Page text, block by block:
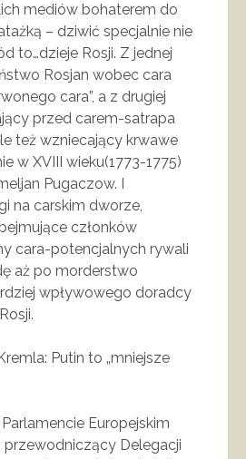
mediów bohaterem do
– dziwić specjalnie nie
to…dzieje Rosji. Z jednej
Rosjan wobec cara
cara”, a z drugiej
przed carem-satrapa
też wzniecający krwawe
w XVIII wieku(1773-1775)
Pugaczow. I
na carskim dworze,
członków
cara-potencjalnych rywali
aż po morderstwo
wpływowego doradcy
Putin to „mniejsze
Europejskim
przewodniczący Delegacji